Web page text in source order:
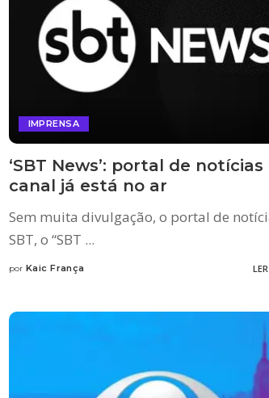
IMPRENSA
‘SBT News’: portal de notícias
canal já está no ar
Sem muita divulgação, o portal de
SBT, o “SBT ...
Posted
por Kaic França